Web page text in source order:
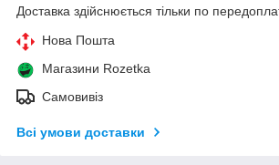
Доставка здійснюється тільки по
Нова Пошта
Магазини Rozetka
Самовивіз
Всі умови доставки